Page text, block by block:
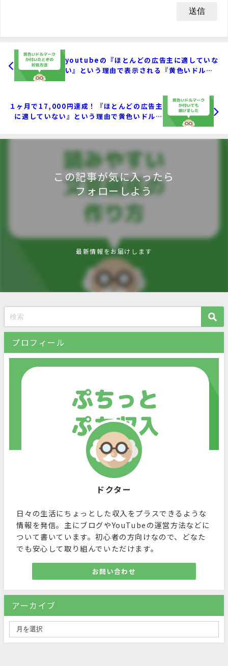
youtubeの『ほとんどの広告主に適していな
い』という理由で表示される『黄色いドルマ
ーク』の付く動画の基準がもうめちゃくちゃ
１ヶ月で17,000円達成！『ほとんどの広告主
に適していない』という理由で黄色いドルマ
ークになってもまだまだyoutubeは稼ぎやす
い
この記事が気に入ったら
フォローしよう
最新情報をお届けします
プロフィール
ドクター
日々の生活にちょっとした収入をプラスできるような
情報を発信。主にブログやYouTubeの運営方法などに
ついて書いています。初心者の方向けなので、どなた
でも安心して取り組んでいただけます。
お問い合わせ
アーカイブ